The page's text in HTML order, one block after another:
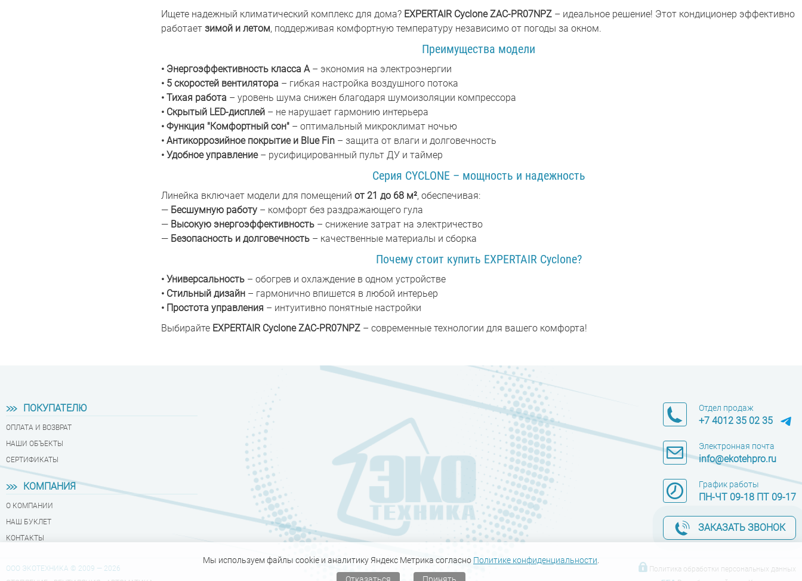
Ищете надежный климатический комплекс для дома? EXPERTAIR Cyclone ZAC-PR07NPZ – идеальное решение! Этот кондиционер эффективно
работает зимой и летом, поддерживая комфортную температуру независимо от погоды за окном.
Преимущества модели
• Энергоэффективность класса А– экономия на электроэнергии
• 5 скоростей вентилятора – гибкая настройка воздушного потока
• Тихая работа – уровень шума снижен благодаря шумоизоляции компрессора
• Скрытый LED-дисплей – не нарушает гармонию интерьера
• Функция "Комфортный сон" – оптимальный микроклимат ночью
• Антикоррозийное покрытие и Blue Fin – защита от влаги и долговечность
• Удобное управление– русифицированный пульт ДУ и таймер
Серия CYCLONE – мощность и надежность
Линейка включает модели для помещений от 21 до 68 м², обеспечивая:
— Бесшумную работу – комфорт без раздражающего гула
— Высокую энергоэффективность – снижение затрат на электричество
— Безопасность и долговечность – качественные материалы и сборка
Почему стоит купить EXPERTAIR Cyclone?
• Универсальность – обогрев и охлаждение в одном устройстве
• Стильный дизайн – гармонично впишется в любой интерьер
• Простота управления – интуитивно понятные настройки
Выбирайте EXPERTAIR CycloneZAC-PR07NPZ – современные технологии для вашего комфорта!
ПОКУПАТЕЛЮ
ОПЛАТА И ВОЗВРАТ
НАШИ ОБЪЕКТЫ
СЕРТИФИКАТЫ
КОМПАНИЯ
О КОМПАНИИ
НАШ БУКЛЕТ
КОНТАКТЫ
Отдел продаж
+7 4012 35 02 35
Электронная почта
info@ekotehpro.ru
График работы
ПН-ЧТ 09-18 ПТ 09-17
ЗАКАЗАТЬ ЗВОНОК
ООО ЭКОТЕХНИКА © 2009 — 2026
Политика обработки персональных данных
Мы используем файлы cookie и аналитику Яндекс Метрика согласно Политике конфиденциальности